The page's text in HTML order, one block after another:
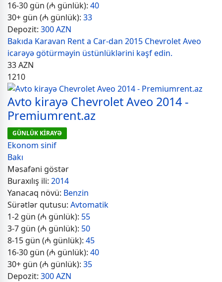
16-30 gün (₼ günlük): 40
30+ gün (₼ günlük): 33
Depozit: 300 AZN
Bakıda Karavan Rent a Car-dan 2015 Chevrolet Aveo
icarəyə götürməyin üstünlüklərini kəşf edin.
33AZN
1210
Avto kirayə Chevrolet Aveo 2014 -
Premiumrent.az
GÜNLÜK KİRAYƏ
Ekonom sinif
Bakı
Məsafəni göstər
Buraxılış ili: 2014
Yanacaq növü: Benzin
Sürətlər qutusu: Avtomatik
1-2 gün (₼ günlük): 55
3-7 gün (₼ günlük): 50
8-15 gün (₼ günlük): 45
16-30 gün (₼ günlük): 40
30+ gün (₼ günlük): 35
Depozit: 300 AZN